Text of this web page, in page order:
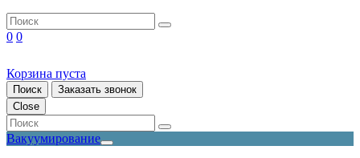
0 0
Корзина пуста
Поиск
Заказать звонок
Close
Вакуумирование